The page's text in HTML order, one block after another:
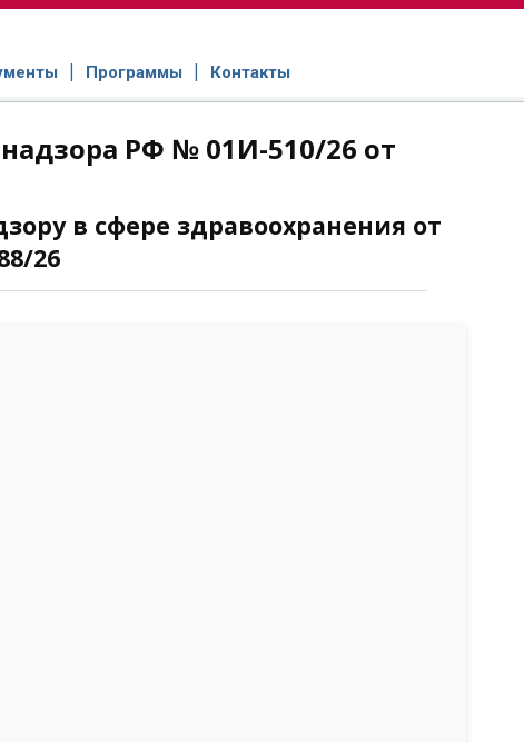
Программы Контакты
РФ № 01И-510/26 от
в сфере здравоохранения от
26